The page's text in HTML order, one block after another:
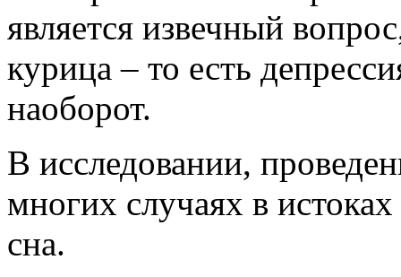
является извечный
курица – то есть
наоборот.
В исследовании,
многих случаях в
сна.